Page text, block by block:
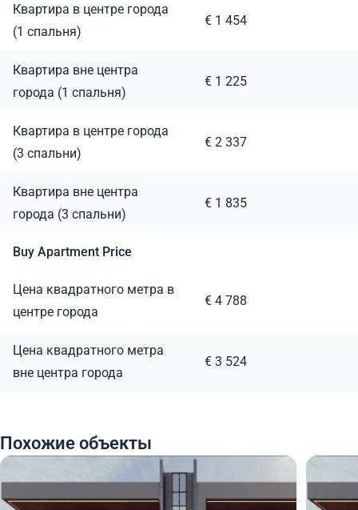
Квартира в центре города
(1 спальня)
€ 1 454
Квартира вне центра
города (1 спальня)
€ 1 225
Квартира в центре города
(3 спальни)
€ 2 337
Квартира вне центра
города (3 спальни)
€ 1 835
Buy Apartment Price
Цена квадратного метра в
центре города
€ 4 788
Цена квадратного метра
вне центра города
€ 3 524
Похожие объекты